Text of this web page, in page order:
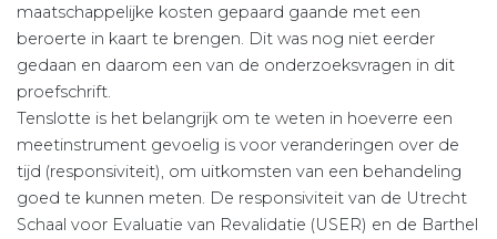
maatschappelijke kosten gepaard gaande met een
beroerte in kaart te brengen. Dit was nog niet eerder
gedaan en daarom een van de onderzoeksvragen in dit
proefschrift.
Tenslotte is het belangrijk om te weten in hoeverre een
meetinstrument gevoelig is voor veranderingen over de
tijd (responsiviteit), om uitkomsten van een behandeling
goed te kunnen meten. De responsiviteit van de Utrecht
Schaal voor Evaluatie van Revalidatie (USER) en de Barthel